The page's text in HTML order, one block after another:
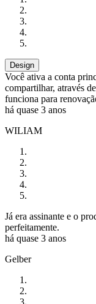
Design
Você ativa a conta
compartilhar, através
funciona para
há quase 3 anos
WILIAM
Já era assinante e o
perfeitamente.
há quase 3 anos
Gelber